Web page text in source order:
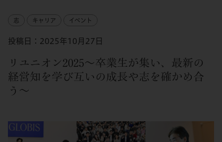
志 キャリア イベント
投稿日：2025年10月27日
リユニオン2025～卒業生が集い、最新の
経営知を学び互いの成長や志を確かめ合
う～